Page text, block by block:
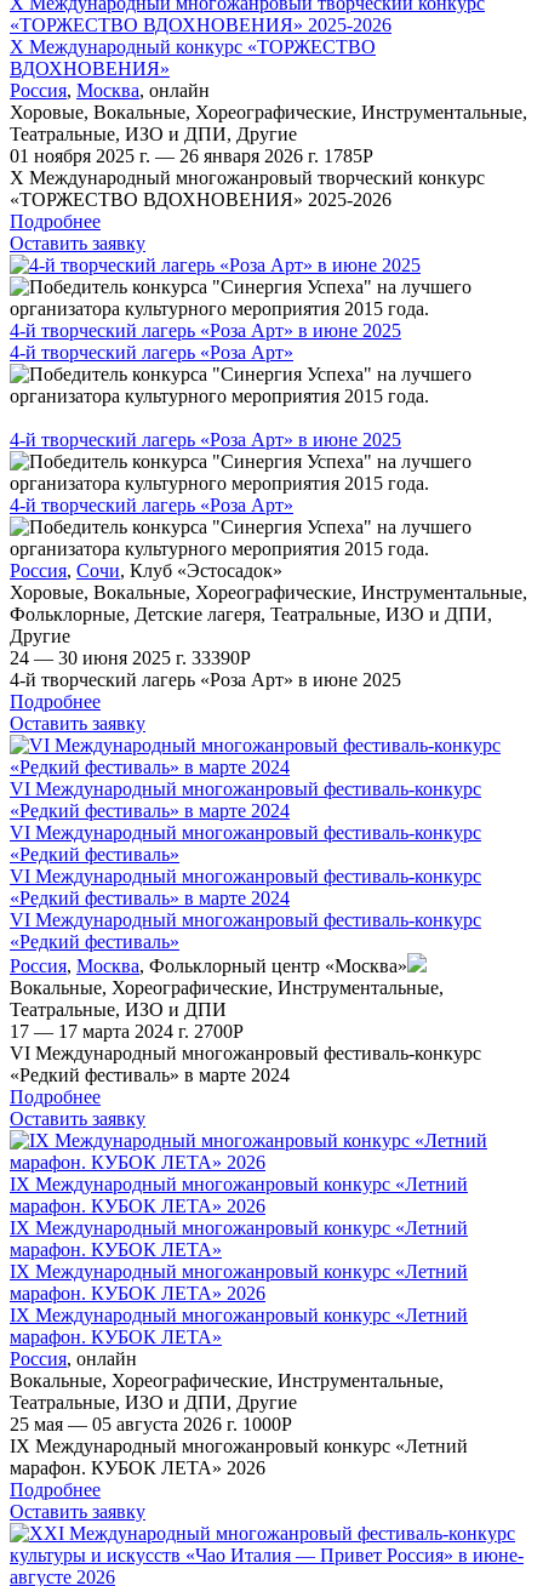
«ТОРЖЕСТВО ВДОХНОВЕНИЯ» 2025-2026
X Международный конкурс «ТОРЖЕСТВО
ВДОХНОВЕНИЯ»
Россия, Москва, онлайн
Хоровые, Вокальные, Хореографические, Инструментальные,
Театральные, ИЗО и ДПИ, Другие
01 ноября 2025 г. — 26 января 2026 г. 1785Р
X Международный многожанровый творческий конкурс
«ТОРЖЕСТВО ВДОХНОВЕНИЯ» 2025-2026
Подробнее
Оставить заявку
4-й творческий лагерь «Роза Арт» в июне 2025
4-й творческий лагерь «Роза Арт»
4-й творческий лагерь «Роза Арт» в июне 2025
4-й творческий лагерь «Роза Арт»
Россия, Сочи, Клуб «Эстосадок»
Хоровые, Вокальные, Хореографические, Инструментальные,
Фольклорные, Детские лагеря, Театральные, ИЗО и ДПИ,
Другие
24 — 30 июня 2025 г. 33390Р
4-й творческий лагерь «Роза Арт» в июне 2025
Подробнее
Оставить заявку
VI Международный многожанровый фестиваль-конкурс
«Редкий фестиваль» в марте 2024
VI Международный многожанровый фестиваль-конкурс
«Редкий фестиваль»
VI Международный многожанровый фестиваль-конкурс
«Редкий фестиваль» в марте 2024
VI Международный многожанровый фестиваль-конкурс
«Редкий фестиваль»
Россия, Москва, Фольклорный центр «Москва»
Вокальные, Хореографические, Инструментальные,
Театральные, ИЗО и ДПИ
17 — 17 марта 2024 г. 2700Р
VI Международный многожанровый фестиваль-конкурс
«Редкий фестиваль» в марте 2024
Подробнее
Оставить заявку
IX Международный многожанровый конкурс «Летний
марафон. КУБОК ЛЕТА» 2026
IX Международный многожанровый конкурс «Летний
марафон. КУБОК ЛЕТА»
IX Международный многожанровый конкурс «Летний
марафон. КУБОК ЛЕТА» 2026
IX Международный многожанровый конкурс «Летний
марафон. КУБОК ЛЕТА»
Россия, онлайн
Вокальные, Хореографические, Инструментальные,
Театральные, ИЗО и ДПИ, Другие
25 мая — 05 августа 2026 г. 1000Р
IX Международный многожанровый конкурс «Летний
марафон. КУБОК ЛЕТА» 2026
Подробнее
Оставить заявку